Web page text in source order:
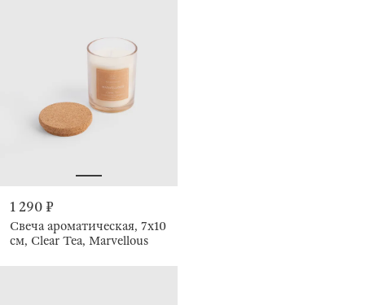
1 290 ₽
Свеча ароматическая, 7х10
см, Clear Tea, Marvellous